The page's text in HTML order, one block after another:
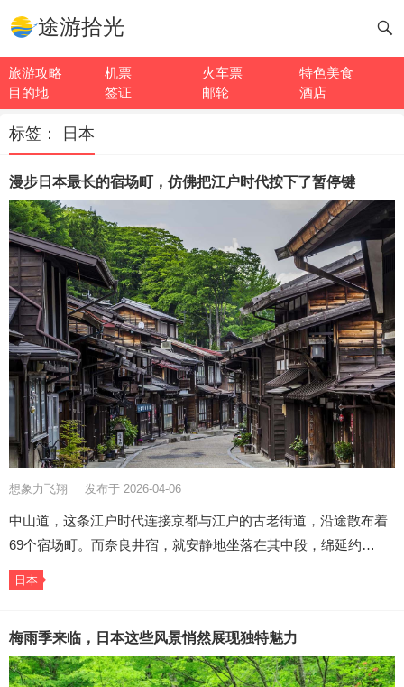
途游拾光
旅游攻略 机票 火车票
特色美食
目的地
签证 邮轮 酒店
标签： 日本
漫步日本最长的宿场町，仿佛把江户时代按下了暂停键
想象力飞翔 发布于 2026-04-06
中山道，这条江户时代连接京都与江户的古老街道，沿途散布着
69个宿场町。而奈良井宿，就安静地坐落在其中段，绵延约…
日本
梅雨季来临，日本这些风景悄然展现独特魅力